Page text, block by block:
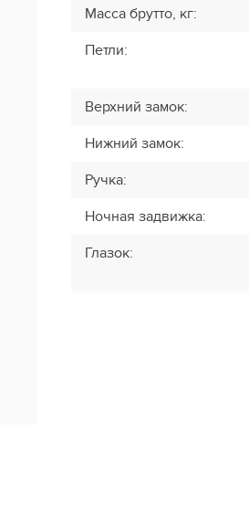
Масса брутто, кг:
Петли:
Верхний замок:
Нижний замок:
Ручка:
Ночная задвижка:
Глазок: